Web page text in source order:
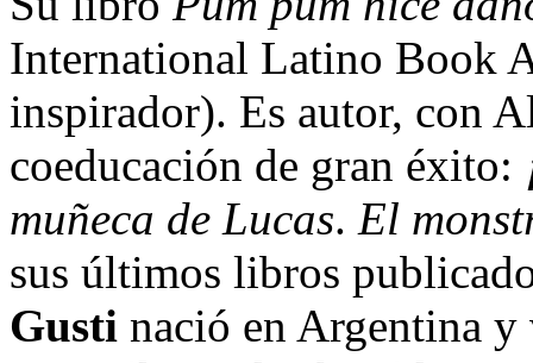
International Latino Book
inspirador). Es autor, con
coeducación de gran éxito:
muñeca de Lucas. El
sus últimos libros
Gusti nació en Argentina